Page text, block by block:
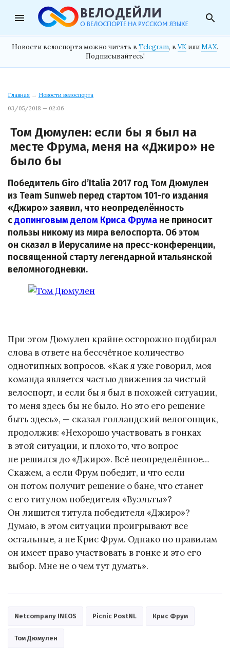
menu search
Новости велоспорта можно читать в Telegram, в VK илиMAX.
Подписывайтесь!
Главная → Новости велоспорта
03/05/2018 — 02:06
Том Дюмулен: если бы я был на
месте Фрума, меня на «Джиро» не
было бы
Победитель Giro d’Italia 2017 год Том Дюмулен
из Team Sunweb перед стартом 101-го издания
«Джиро» заявил, что неопределённость
сдопинговым делом Криса Фрума не приносит
пользы никому из мира велоспорта. Об этом
он сказал в Иерусалиме на пресс-конференции,
посвященной старту легендарной итальянской
веломногодневки.
При этом Дюмулен крайне осторожно подбирал
слова в ответе на бессчётное количество
однотипных вопросов. «Как я уже говорил, моя
команда является частью движения за чистый
велоспорт, и если бы я был в похожей ситуации,
то меня здесь бы не было. Но это его решение
быть здесь», — сказал голландский велогонщик,
продолжив: «Нехорошо участвовать в гонках
в этой ситуации, и плохо то, что вопрос
не решился до «Джиро». Всё неопределённое…
Скажем, а если Фрум победит, и что если
он потом получит решение о бане, что станет
с его титулом победителя «Вуэльты»?
Он лишится титула победителя «Джиро»?
Думаю, в этом ситуации проигрывают все
остальные, а не Крис Фрум. Однако по правилам
он имеет право участвовать в гонке и это его
выбор. Мне не о чем тут думать».
Netcompany INEOS Picnic PostNL Крис Фрум
Том Дюмулен